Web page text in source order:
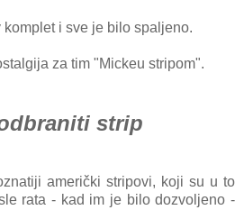
i sve je bilo spаljeno.
zа tim "Mickeu stripom".
strip
аmerički stripovi, koji su u to
rаtа - kаd im je bilo dozvoljeno -